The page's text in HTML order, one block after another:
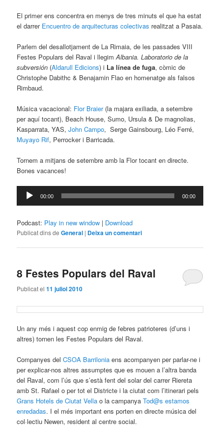
El primer ens concentra en menys de tres minuts el que ha estat
el darrer Encuentro de arquitecturas colectivas realitzat a Pasaia.
Parlem del desallotjament de La Rimaia, de les passades VIII
Festes Populars del Raval i llegimAlbania. Laboratorio de la
subversión (Aldarull Edicions) i La línea de fuga, còmic de
Christophe Dabithc & Benajamin Flao en homenatge als falsos
Rimbaud.
Música vacacional: Flor Braier(la majara exiliada, a setembre
per aquí tocant), Beach House, Sumo, Ursula & De magnolias,
Kasparrata, YAS,John Campo, Serge Gainsbourg, Léo Ferré,
Muyayo Rif, Perrocker i Barricada.
Tornem a mitjans de setembre amb la Flor tocant en directe.
Bones vacances!
Reproductor
d'àudio
00:00 00:00
Podcast: Play in new window | Download
Publicat dins de General | Deixa un comentari
8 Festes Populars del Raval
Publicat el11 juliol 2010
Un any més i aquest cop enmig de febres patrioteres (d’uns i
altres) tornen les Festes Populars del Raval.
Companyes delCSOA Barrilonia ens acompanyen per parlar-ne i
per explicar-nos altres assumptes que es mouen a l’altra banda
del Raval, com l’ús que s’està fent del solar del carrer Riereta
amb St. Rafael o per tot el Districte i la ciutat com l’itinerari pels
Grans Hotels de Ciutat Vella o la campanyaTod@s estamos
enredadas. I el més important ens porten en directe música del
col·lectiu Newen, resident al centre social.